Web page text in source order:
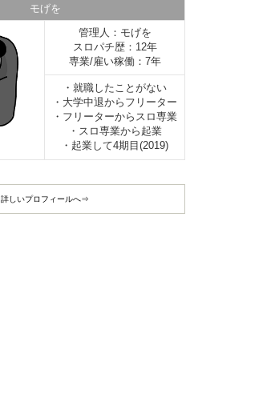
モげを
管理人：モげを
スロパチ歴：12年
専業/雇い稼働：7年
・就職したことがない
・大学中退からフリーター
・フリーターからスロ専業
・スロ専業から起業
・起業して4期目(2019)
詳しいプロフィールへ⇒